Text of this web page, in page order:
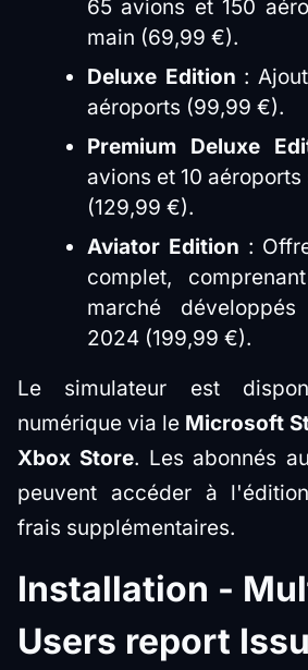
65 avions et 150
main (69,99 €).
Deluxe Edition :
aéroports (99,99 €).
Premium Deluxe
avions et 10
(129,99 €).
Aviator Edition :
complet,
marché
2024 (199,99 €).
Le simulateur est
numérique via le Microsoft
Xbox Store. Les abonnés
peuvent accéder à
frais supplémentaires.
Installation -
Users report